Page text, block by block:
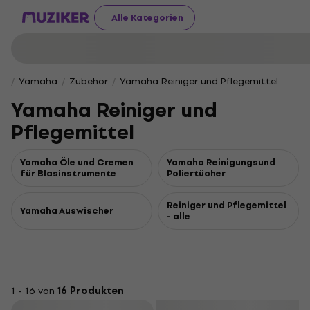
Alle Kategorien
Yamaha Zubehör Yamaha Reiniger und Pflegemittel
Yamaha Reiniger und
Pflegemittel
Yamaha Öle und Cremen
für Blasinstrumente
Yamaha Reinigungsund
Poliertücher
Yamaha Auswischer Reiniger und Pflegemittel
- alle
1 - 16 von 16 Produkten